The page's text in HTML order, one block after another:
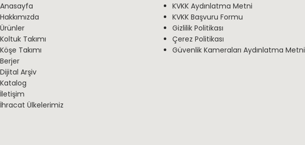
Anasayfa
Hakkımızda
Ürünler
Koltuk Takımı
Köşe Takımı
Berjer
Dijital Arşiv
Katalog
İletişim
İhracat Ülkelerimiz
KVKK Aydınlatma Metni
KVKK Başvuru Formu
Gizlilik Politikası
Çerez Politikası
Güvenlik Kameraları Aydınlatma Metni